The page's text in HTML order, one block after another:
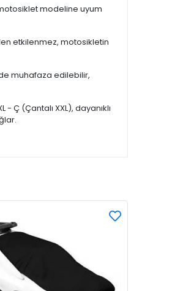
modeline uyum
etkilenmez, motosikletin
muhafaza edilebilir,
(Çantalı XXL), dayanıklı